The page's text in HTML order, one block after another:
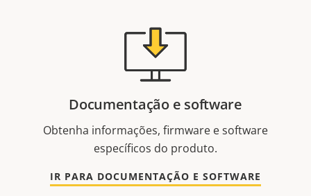
Documentação e software
Obtenha informações, firmware e software
específicos do produto.
IR PARA DOCUMENTAÇÃO E SOFTWARE